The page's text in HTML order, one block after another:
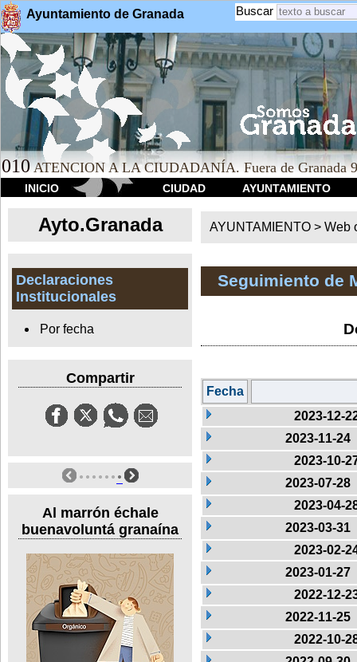
Ayuntamiento de Granada Buscar
010 ATENCION A LA CIUDADANÍA. Fuera de Granada
INICIO CIUDAD AYUNTAMIENTO
Ayto.Granada
Declaraciones
Institucionales
Por fecha
Compartir
Al marrón échale
buenavoluntá granaína
AYUNTAMIENTO > Web
Seguimiento de
Fecha
2023-12-
2023-11-24
2023-10-
2023-07-28
2023-04-
2023-03-31
2023-02-
2023-01-27
2022-12-
2022-11-25
2022-10-